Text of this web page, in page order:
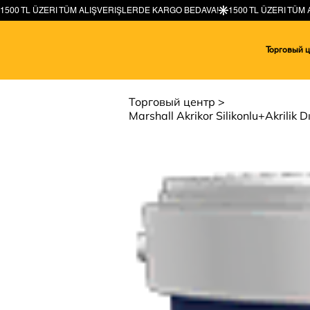
Торговый
Торговый центр >
Marshall Akrikor Silikonlu+Akrilik